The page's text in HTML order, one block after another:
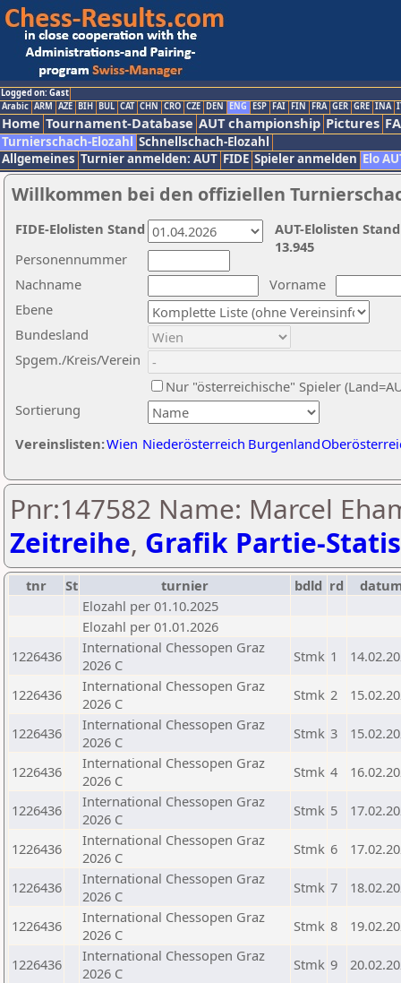
Logged on: Gast
Arabic ARM AZE BIH BUL CAT CHN CRO CZE DEN ENG ESP FAI FIN FRA GER GRE INA
Home Tournament-Database AUT championship Pictures
Turnierschach-Elozahl Schnellschach-Elozahl
Allgemeines Turnier anmelden: AUT FIDE Spieler anmelden Elo
Willkommen bei den offiziellen
Nachname
Vorname
Ebene
Sortierung
Personennummer
Bundesland
Spgem./Kreis/Verein
Nur "österreichische" Spieler
Vereinslisten:Wien Niederösterreich Burgenland
AUT-Elolisten
13.945
FIDE-Elolisten Stand
Pnr:147582 Name: Marcel
Zeitreihe, Grafik Partie-
tnr St turnier bdld rd
Elozahl per 01.10.2025
Elozahl per 01.01.2026
1226436
International Chessopen Graz
2026 C
Stmk 1
1226436
International Chessopen Graz
2026 C
Stmk 2
1226436
International Chessopen Graz
2026 C
Stmk 3
1226436
International Chessopen Graz
2026 C
Stmk 4
1226436
International Chessopen Graz
2026 C
Stmk 5
1226436
International Chessopen Graz
2026 C
Stmk 6
1226436
International Chessopen Graz
2026 C
Stmk 7
1226436
International Chessopen Graz
2026 C
Stmk 8
1226436
International Chessopen Graz
2026 C
Stmk 9